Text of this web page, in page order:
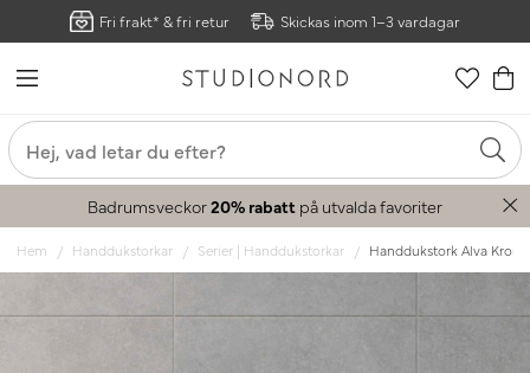
Fri frakt* & fri retur Skickas inom 1–3 vardagar
Badrumsveckor20% rabatt på utvalda favoriter
Hem Handdukstorkar Serier | Handdukstorkar Handdukstork Alva Krom